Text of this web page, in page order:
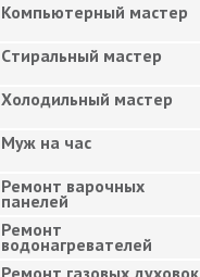
Компьютерный мастер
Cтиральный мастер
Холодильный мастер
Муж на час
Ремонт варочных
панелей
Ремонт
водонагревателей
Ремонт газовых духовок